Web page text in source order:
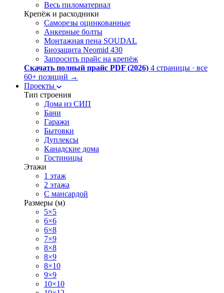
Весь пиломатериал
Крепёж и расходники
Саморезы оцинкованные
Анкерные болты
Монтажная пена SOUDAL
Биозащита Neomid 430
Запросить прайс на крепёж
Скачать полный прайс PDF (2026) 4 страницы · все
60+ позиций →
Проекты
Тип строения
Дома из СИП
Бани
Гаражи
Бытовки
Дуплексы
Канадские дома
Гостиницы
Этажи
1 этаж
2 этажа
С мансардой
Размеры (м)
5×5
6×6
6×8
7×9
8×8
8×9
8×10
9×9
10×10